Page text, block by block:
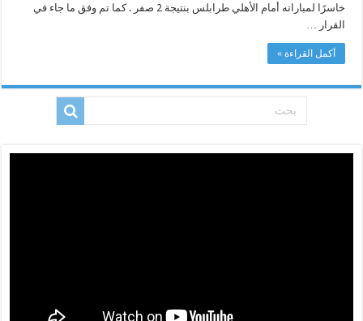
خاسرًا لمباراته أمام الأهلي طرابلس بنتيجة 2 صفر . كما تم وفق ما جاء في
القرار …
أكمل القراءة »